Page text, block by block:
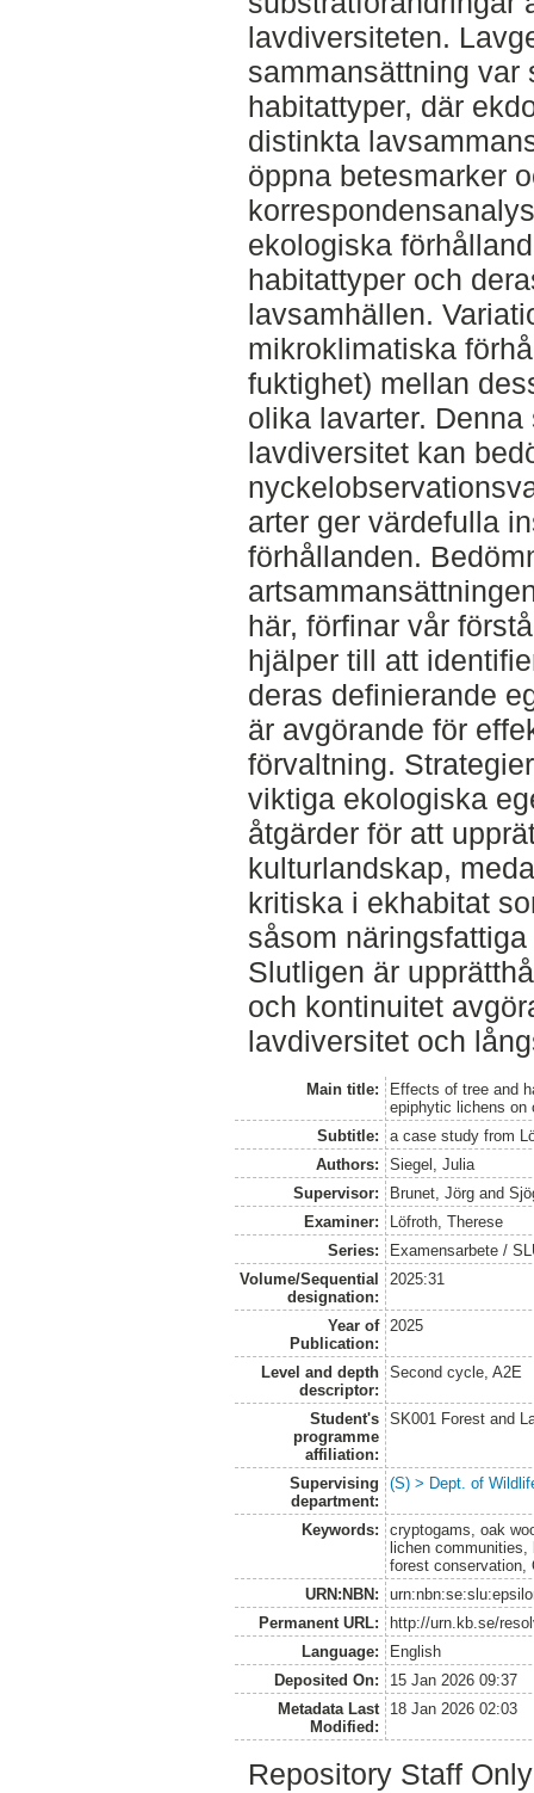
lavdiversiteten.
sammansättning var
habitattyper, där
distinkta
öppna betesmarker
ekologiska
habitattyper och
lavsamhällen.
mikroklimatiska
fuktighet) mellan
olika lavarter.
lavdiversitet kan
arter ger värdefulla
förhållanden.
här, förfinar vår
hjälper till att
deras definierande
är avgörande för
förvaltning.
viktiga ekologiska
åtgärder för att
kulturlandskap,
kritiska i ekhabitat
såsom
Slutligen är
och kontinuitet
lavdiversitet och
Main title:
Effects of tree and
epiphytic lichens on
Subtitle:
a case study from
Authors:
Siegel, Julia
Supervisor:
Brunet, Jörg and
Examiner:
Löfroth, Therese
Series:
Examensarbete /
Volume/Sequential
designation:
2025:31
Year of
Publication:
2025
Level and depth
descriptor:
Second cycle, A2E
Student's
programme
affiliation:
SK001 Forest and
Supervising
department:
(S) > Dept. of
Keywords:
cryptogams, oak
lichen communities,
forest conservation,
URN:NBN:
Permanent URL:
http://urn.kb.se/
Language:
English
Deposited On:
15 Jan 2026 09:37
Metadata Last
Modified:
18 Jan 2026 02:03
Repository Staff